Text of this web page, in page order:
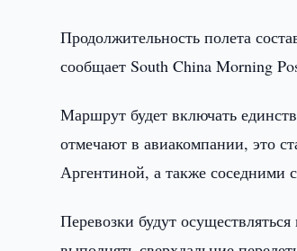
Продолжительность полета
сообщает South China Morning
Маршрут будет включать
отмечают в авиакомпании, это
Аргентиной, а также соседними
Перевозки будут